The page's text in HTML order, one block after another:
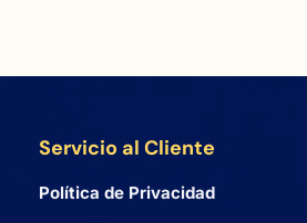
Servicio al Cliente
Política de Privacidad